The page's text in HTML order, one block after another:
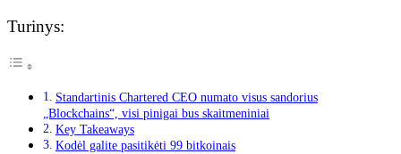
Turinys:
Standartinis Chartered CEO numato visus sandorius
„Blockchains“, visi pinigai bus skaitmeniniai
Key Takeaways
Kodėl galite pasitikėti 99 bitkoinais